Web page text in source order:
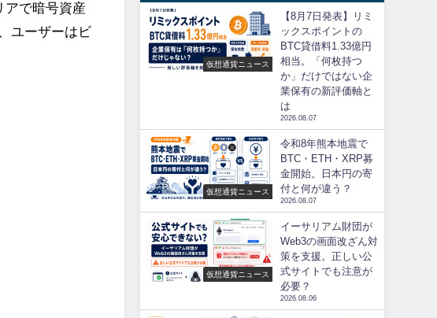
アで暗号資産
ユーザーはビ
仮想通貨ニュース
【8月7日発表】リミ
ックスポイントの
BTC貸借料1.33億円
相当。「何枚持つ
か」だけではない企
業保有の新評価軸と
は
2026.08.07
仮想通貨ニュース
令和8年熊本地震で
BTC・ETH・XRP募
金開始。日本円の寄
付と何が違う？
2026.08.07
仮想通貨ニュース
イーサリアム財団が
Web3の画面改ざん対
策を支援。正しい公
式サイトでも注意が
必要？
2026.08.06